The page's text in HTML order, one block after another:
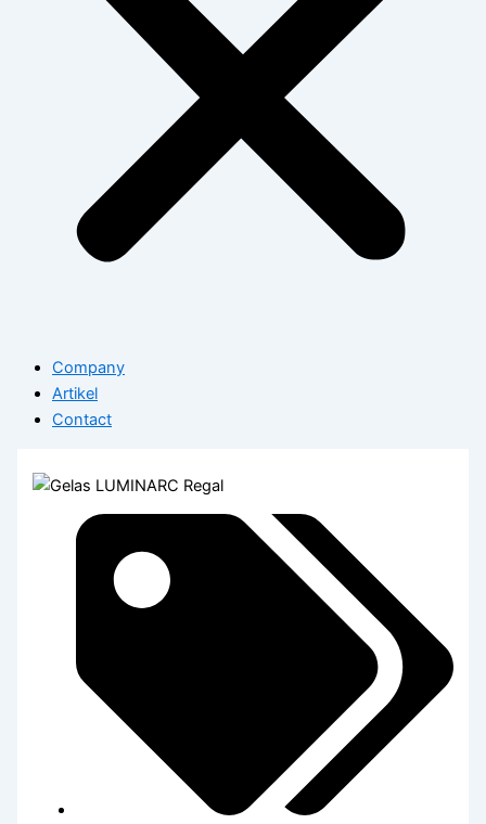
Company
Artikel
Contact